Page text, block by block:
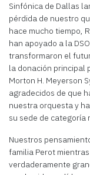
Sinfónica de Dallas
pérdida de nuestro
hace mucho tiempo,
han apoyado a la
transformaron el
la donación principal
Morton H. Meyerson
agradecidos de que
nuestra orquesta y
su sede de categoría
Nuestros
familia Perot
verdaderamente